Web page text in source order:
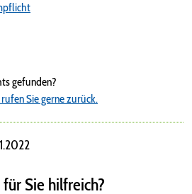
gefunden?
Sie gerne zurück.
Sie hilfreich?